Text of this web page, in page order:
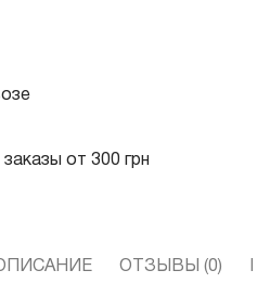
от 300 грн
ОТЗЫВЫ (0)